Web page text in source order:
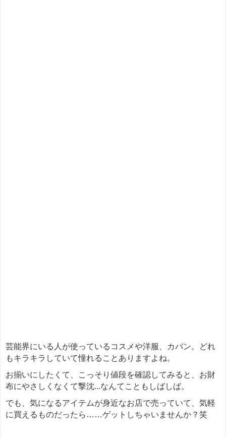
芸能界にいる人が使っているコスメや洋服、カバン。どれ
もキラキラしていて憧れることありますよね。
お揃いにしたくて、こっそり値段を確認してみると、お財
布にやさしくなくて撃沈... なんてこともしばしば。
でも、気になるアイテムが身近なお店で売っていて、気軽
に買えるものだったら……ゲットしちゃいませんか？笑